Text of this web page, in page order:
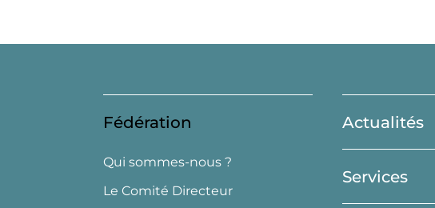
Fédération
Qui sommes-nous ?
Le Comité Directeur
Actualités
Services